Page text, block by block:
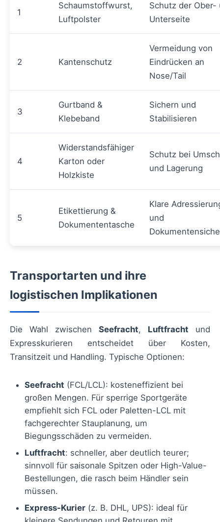
1
Schaumstoffwurst,
Luftpolster
Schutz der Ober-
Unterseite
2 Kantenschutz
Vermeidung von
Eindrücken an
Nose/Tail
3
Gurtband &
Klebeband
Sichern und
Stabilisieren
4
Widerstandsfähiger
Karton oder
Holzkiste
Schutz bei
und Lagerung
5
Etikettierung &
Dokumententasche
Klare
und
Transportarten und ihre
logistischen Implikationen
Die Wahl zwischen Seefracht, Luftfracht und
Expresskurieren entscheidet über Kosten,
Transitzeit und Handling. Typische Optionen:
Seefracht (FCL/LCL): kosteneffizient bei
großen Mengen. Für sperrige Sportgeräte
empfiehlt sich FCL oder Paletten-LCL mit
fachgerechter Stauplanung, um
Biegungsschäden zu vermeiden.
Luftfracht: schneller, aber deutlich teurer;
sinnvoll für saisonale Spitzen oder High-Value-
Bestellungen, die rasch beim Händler sein
müssen.
Express-Kurier (z. B. DHL, UPS): ideal für